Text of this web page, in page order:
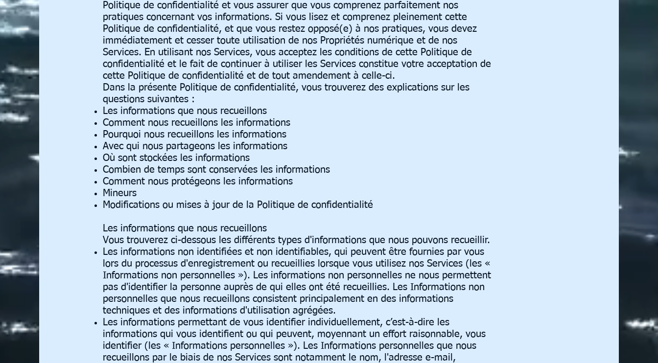
Politique de confidentialité et vous assurer que vous comprenez parfaitement nos
pratiques concernant vos informations. Si vous lisez et comprenez pleinement cette
Politique de confidentialité, et que vous restez opposé(e) à nos pratiques, vous devez
immédiatement et cesser toute utilisation de nos Propriétés numérique et de nos
Services. En utilisant nos Services, vous acceptez les conditions de cette Politique de
confidentialité et le fait de continuer à utiliser les Services constitue votre acceptation de
cette Politique de confidentialité et de tout amendement à celle-ci.
Dans la présente Politique de confidentialité, vous trouverez des explications sur les
questions suivantes :
Les informations que nous recueillons
Comment nous recueillons les informations
Pourquoi nous recueillons les informations
Avec qui nous partageons les informations
Où sont stockées les informations
Combien de temps sont conservées les informations
Comment nous protégeons les informations
Mineurs
Modifications ou mises à jour de la Politique de confidentialité
Les informations que nous recueillons
Vous trouverez ci-dessous les différents types d'informations que nous pouvons recueillir.
Les informations non identifiées et non identifiables, qui peuvent être fournies par vous
lors du processus d'enregistrement ou recueillies lorsque vous utilisez nos Services (les «
Informations non personnelles »). Les informations non personnelles ne nous permettent
pas d'identifier la personne auprès de qui elles ont été recueillies. Les Informations non
personnelles que nous recueillons consistent principalement en des informations
techniques et des informations d'utilisation agrégées.
Les informations permettant de vous identifier individuellement, c’est-à-dire les
informations qui vous identifient ou qui peuvent, moyennant un effort raisonnable, vous
identifier (les « Informations personnelles »). Les Informations personnelles que nous
recueillons par le biais de nos Services sont notamment le nom, l'adresse e-mail,